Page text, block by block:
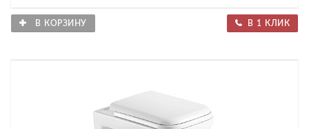
В КОРЗИНУ В 1 КЛИК